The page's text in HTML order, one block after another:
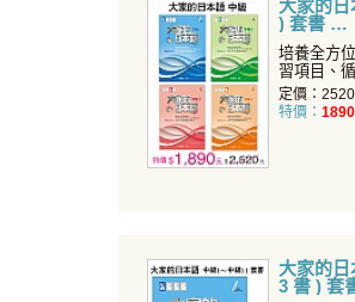
大家的
) 套書
培養全方
習項目、
從基礎的
定價：
特價： 1890
大家的
3 書 ) 套